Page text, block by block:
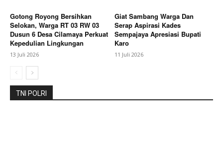
About
Contact us
Subscription Plans
My account
Bagikan Artikel
Gotong Royong Bersihkan
Selokan, Warga RT 03 RW 03
Dusun 6 Desa Cilamaya Perkuat
Kepedulian Lingkungan
13 Juli 2026
Giat Sambang Warga Dan
Serap Aspirasi Kades
Sempajaya Apresiasi Bupati
Karo
11 Juli 2026
TNI POLRI